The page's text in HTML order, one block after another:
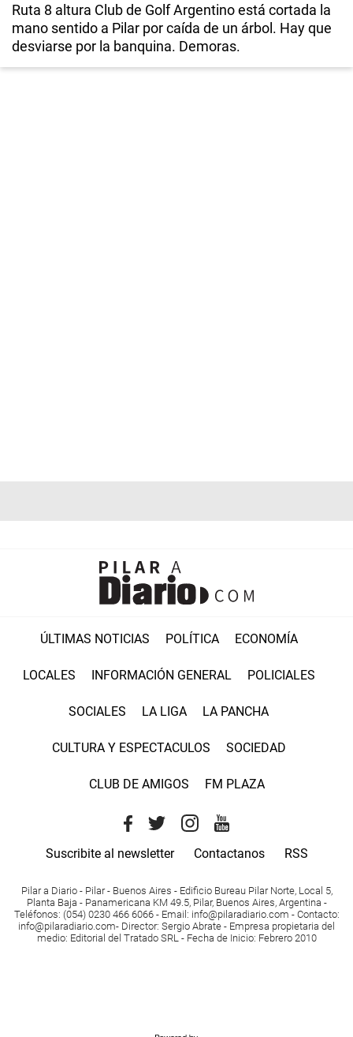
Ruta 8 altura Club de Golf Argentino está cortada la
mano sentido a Pilar por caída de un árbol. Hay que
desviarse por la banquina. Demoras.
ÚLTIMAS NOTICIAS POLÍTICA ECONOMÍA
LOCALES INFORMACIÓN GENERAL POLICIALES
SOCIALES LA LIGA LA PANCHA
CULTURA Y ESPECTACULOS SOCIEDAD
CLUB DE AMIGOS FM PLAZA
Suscribite al newsletter Contactanos RSS
Pilar a Diario - Pilar - Buenos Aires - Edificio Bureau Pilar Norte, Local 5,
Planta Baja - Panamericana KM 49.5, Pilar, Buenos Aires, Argentina -
Teléfonos: (054) 0230 466 6066 - Email : info@pilaradiario.com - Contacto:
info@pilaradiario.com- Director: Sergio Abrate - Empresa propietaria del
medio: Editorial del Tratado SRL - Fecha de Inicio: Febrero 2010